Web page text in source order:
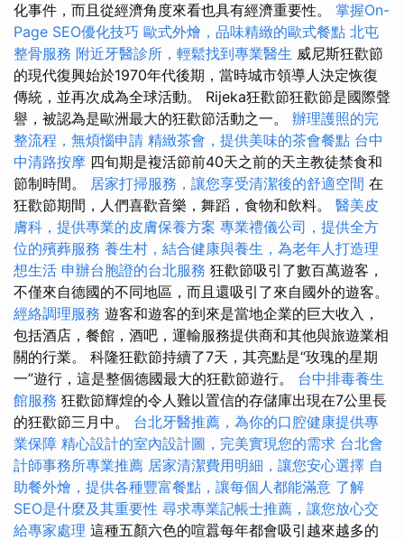
化事件，而且從經濟角度來看也具有經濟重要性。 掌握On-
Page SEO優化技巧 歐式外燴，品味精緻的歐式餐點 北屯
整骨服務 附近牙醫診所，輕鬆找到專業醫生 威尼斯狂歡節
的現代復興始於1970年代後期，當時城市領導人決定恢復
傳統，並再次成為全球活動。 Rijeka狂歡節狂歡節是國際聲
譽，被認為是歐洲最大的狂歡節活動之一。 辦理護照的完
整流程，無煩惱申請 精緻茶會，提供美味的茶會餐點 台中
中清路按摩 四旬期是複活節前40天之前的天主教徒禁食和
節制時間。 居家打掃服務，讓您享受清潔後的舒適空間 在
狂歡節期間，人們喜歡音樂，舞蹈，食物和飲料。 醫美皮
膚科，提供專業的皮膚保養方案 專業禮儀公司，提供全方
位的殯葬服務 養生村，結合健康與養生，為老年人打造理
想生活 申辦台胞證的台北服務 狂歡節吸引了數百萬遊客，
不僅來自德國的不同地區，而且還吸引了來自國外的遊客。
經絡調理服務 遊客和遊客的到來是當地企業的巨大收入，
包括酒店，餐館，酒吧，運輸服務提供商和其他與旅遊業相
關的行業。 科隆狂歡節持續了7天，其亮點是“玫瑰的星期
一”遊行，這是整個德國最大的狂歡節遊行。 台中排毒養生
館服務 狂歡節輝煌的令人難以置信的存儲庫出現在7公里長
的狂歡節三月中。 台北牙醫推薦，為你的口腔健康提供專
業保障 精心設計的室內設計圖，完美實現您的需求 台北會
計師事務所專業推薦 居家清潔費用明細，讓您安心選擇 自
助餐外燴，提供各種豐富餐點，讓每個人都能滿意 了解
SEO是什麼及其重要性 尋求專業記帳士推薦，讓您放心交
給專家處理 這種五顏六色的喧囂每年都會吸引越來越多的